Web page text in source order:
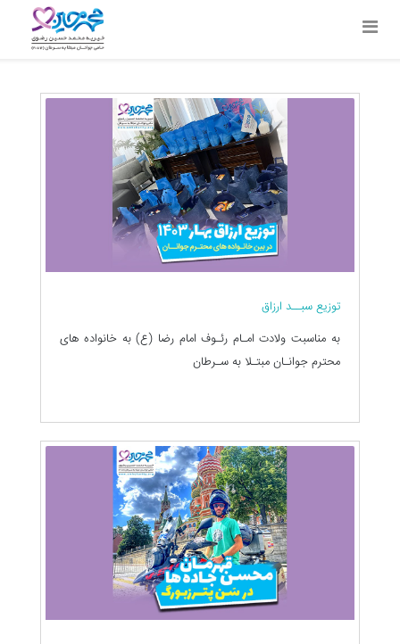
توزیع سبــد ارزاق
به مناسبت ولادت امـام رئـوف امام رضا (ع) به خانواده های
محترم جوانـان مبتـلا به سـرطان